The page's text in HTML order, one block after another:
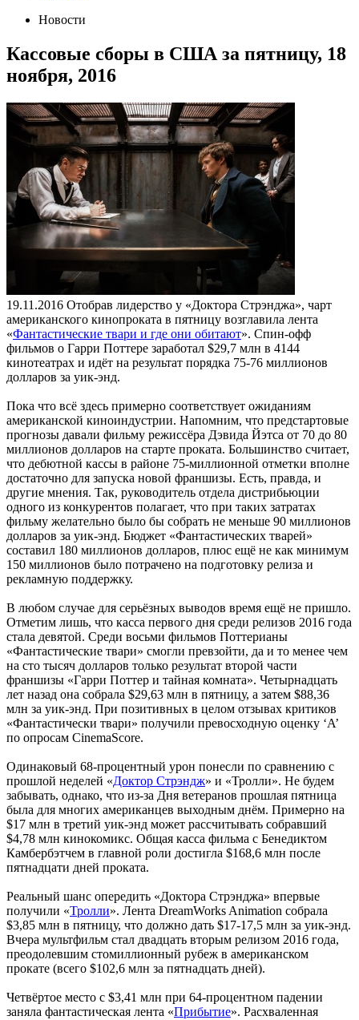
Новости
Кассовые сборы в США за пятницу, 18
ноября, 2016
19.11.2016 Отобрав лидерство у «Доктора Стрэнджа», чарт
американского кинопроката в пятницу возглавила лента
«Фантастические твари и где они обитают». Спин-офф
фильмов о Гарри Поттере заработал $29,7 млн в 4144
кинотеатрах и идёт на результат порядка 75-76 миллионов
долларов за уик-энд.
Пока что всё здесь примерно соответствует ожиданиям
американской киноиндустрии. Напомним, что предстартовые
прогнозы давали фильму режиссёра Дэвида Йэтса от 70 до 80
миллионов долларов на старте проката. Большинство считает,
что дебютной кассы в районе 75-миллионной отметки вполне
достаточно для запуска новой франшизы. Есть, правда, и
другие мнения. Так, руководитель отдела дистрибьюции
одного из конкурентов полагает, что при таких затратах
фильму желательно было бы собрать не меньше 90 миллионов
долларов за уик-энд. Бюджет «Фантастических тварей»
составил 180 миллионов долларов, плюс ещё не как минимум
150 миллионов было потрачено на подготовку релиза и
рекламную поддержку.
В любом случае для серьёзных выводов время ещё не пришло.
Отметим лишь, что касса первого дня среди релизов 2016 года
стала девятой. Среди восьми фильмов Поттерианы
«Фантастические твари» смогли превзойти, да и то менее чем
на сто тысяч долларов только результат второй части
франшизы «Гарри Поттер и тайная комната». Четырнадцать
лет назад она собрала $29,63 млн в пятницу, а затем $88,36
млн за уик-энд. При позитивных в целом отзывах критиков
«Фантастически твари» получили превосходную оценку ‘A’
по опросам CinemaScore.
Одинаковый 68-процентный урон понесли по сравнению с
прошлой неделей «Доктор Стрэндж» и «Тролли». Не будем
забывать, однако, что из-за Дня ветеранов прошлая пятница
была для многих американцев выходным днём. Примерно на
$17 млн в третий уик-энд может рассчитывать собравший
$4,78 млн кинокомикс. Общая касса фильма с Бенедиктом
Камбербэтчем в главной роли достигла $168,6 млн после
пятнадцати дней проката.
Реальный шанс опередить «Доктора Стрэнджа» впервые
получили «Тролли». Лента DreamWorks Animation собрала
$3,85 млн в пятницу, что должно дать $17-17,5 млн за уик-энд.
Вчера мультфильм стал двадцать вторым релизом 2016 года,
преодолевшим стомиллионный рубеж в американском
прокате (всего $102,6 млн за пятнадцать дней).
Четвёртое место с $3,41 млн при 64-процентном падении
заняла фантастическая лента «Прибытие». Расхваленная